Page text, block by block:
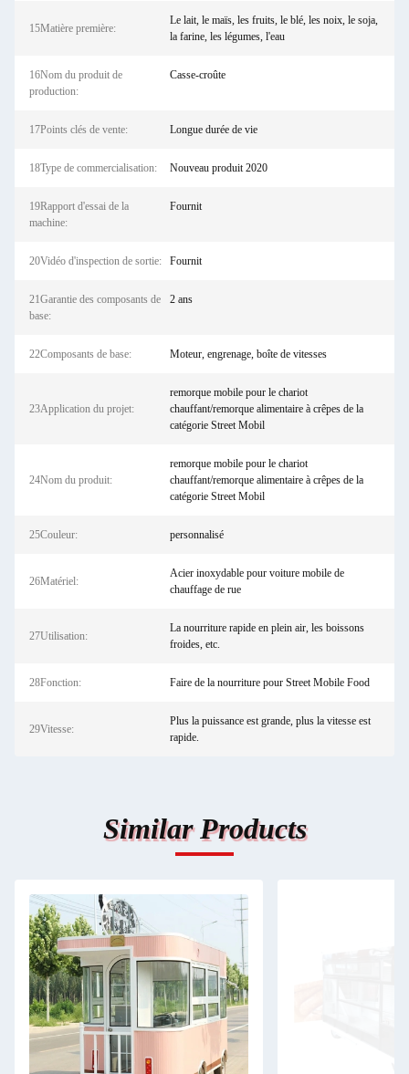
15Matière première:
Le lait, le maïs, les fruits, le blé, les noix, le soja,
la farine, les légumes, l'eau
16Nom du produit de
production:
Casse-croûte
17Points clés de vente: Longue durée de vie
18Type de commercialisation: Nouveau produit 2020
19Rapport d'essai de la
machine:
Fournit
20Vidéo d'inspection de sortie: Fournit
21Garantie des composants de
base:
2 ans
22Composants de base: Moteur, engrenage, boîte de vitesses
23Application du projet:
remorque mobile pour le chariot
chauffant/remorque alimentaire à crêpes de la
catégorie Street Mobil
24Nom du produit:
remorque mobile pour le chariot
chauffant/remorque alimentaire à crêpes de la
catégorie Street Mobil
25Couleur: personnalisé
26Matériel:
Acier inoxydable pour voiture mobile de
chauffage de rue
27Utilisation:
La nourriture rapide en plein air, les boissons
froides, etc.
28Fonction: Faire de la nourriture pour Street Mobile Food
29Vitesse:
Plus la puissance est grande, plus la vitesse est
rapide.
Similar Products